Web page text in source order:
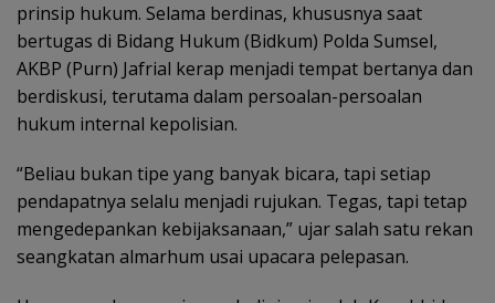
prinsip hukum. Selama berdinas, khususnya saat
bertugas di Bidang Hukum (Bidkum) Polda Sumsel,
AKBP (Purn) Jafrial kerap menjadi tempat bertanya dan
berdiskusi, terutama dalam persoalan-persoalan
hukum internal kepolisian.
“Beliau bukan tipe yang banyak bicara, tapi setiap
pendapatnya selalu menjadi rujukan. Tegas, tapi tetap
mengedepankan kebijaksanaan,” ujar salah satu rekan
seangkatan almarhum usai upacara pelepasan.